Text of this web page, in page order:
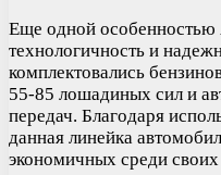
Еще одной особенностью
технологичность и
комплектовались
55-85 лошадиных сил и
передач. Благодаря
данная линейка
экономичных среди своих